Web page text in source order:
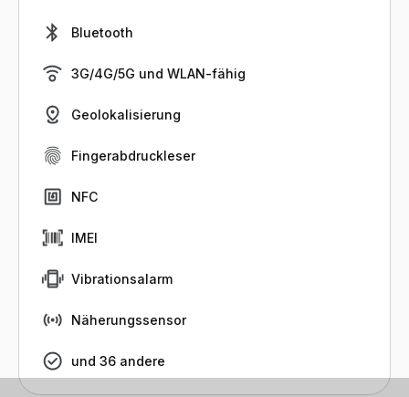
Bluetooth
3G/4G/5G und WLAN-fähig
Geolokalisierung
Fingerabdruckleser
NFC
IMEI
Vibrationsalarm
Näherungssensor
und 36 andere